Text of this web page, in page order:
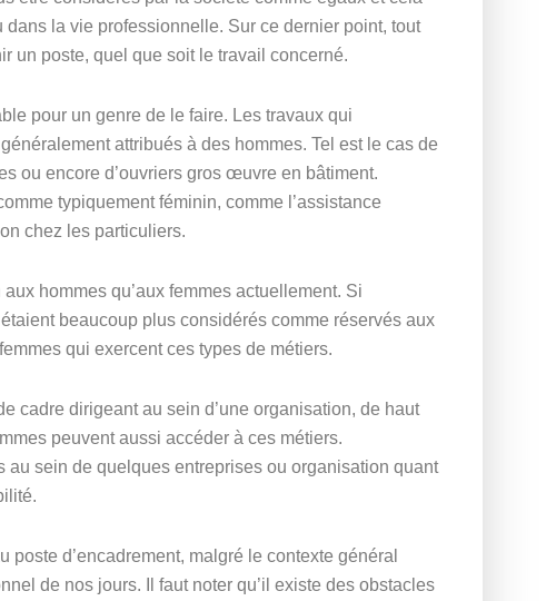
la vie professionnelle. Sur ce dernier point, tout
un poste, quel que soit le travail concerné.
pour un genre de le faire. Les travaux qui
attribués à des hommes. Tel est le cas de
ou encore d’ouvriers gros œuvre en bâtiment.
typiquement féminin, comme l’assistance
chez les particuliers.
hommes qu’aux femmes actuellement. Si
beaucoup plus considérés comme réservés aux
qui exercent ces types de métiers.
cadre dirigeant au sein d’une organisation, de haut
peuvent aussi accéder à ces métiers.
sein de quelques entreprises ou organisation quant
d’encadrement, malgré le contexte général
de nos jours. Il faut noter qu’il existe des obstacles